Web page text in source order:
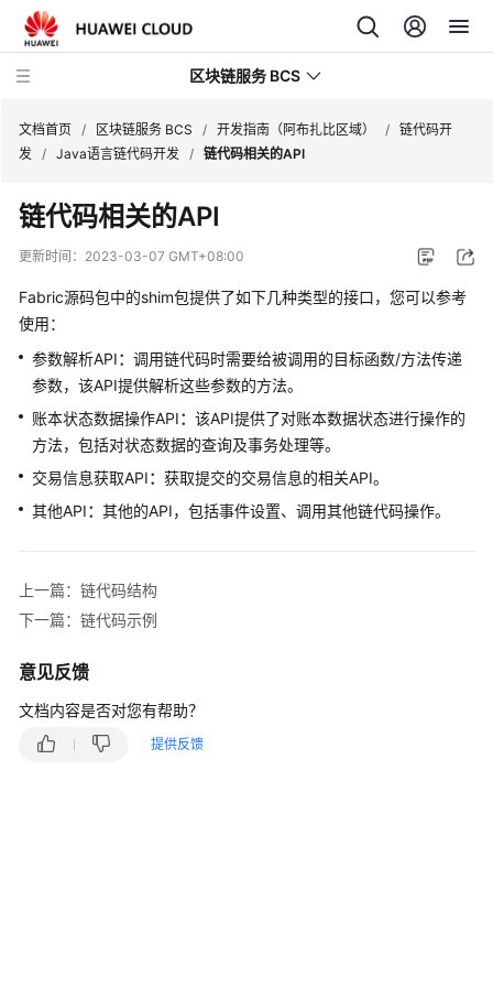
区块链服务 BCS
最
新
动
产
介
绍
计
费
明
速
入
户
指
文档首页 / 区块链服务 BCS / 开发指南（阿布扎比区域） / 链代码开
发 / Java语言链代码开发 / 链代码相关的API
链代码相关的API
更新时间： 2023-03-07 GMT+08:00
Fabric源码包中的shim包提供了如下几种类型的接口，您可以参考
使用：
参数解析API： 调用链代码时需要给被调用的目标函数/方法传递
参数，该API提供解析这些参数的方法。
账本状态数据操作API： 该API提供了对账本数据状态进行操作的
方法，包括对状态数据的查询及事务处理等。
交易信息获取API： 获取提交的交易信息的相关API。
其他API： 其他的API，包括事件设置、调用其他链代码操作。
上一篇：链代码结构
下一篇：链代码示例
意见反馈
文档内容是否对您有帮助？
提供反馈